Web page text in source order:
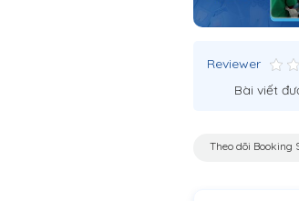
Reviewer
Bài viết
Theo dõi Booking